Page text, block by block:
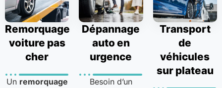
Remorquage
voiture pas
cher
Un remorquage
Dépannage
auto en
urgence
Besoin d’un
Transport
de
véhicules
sur plateau